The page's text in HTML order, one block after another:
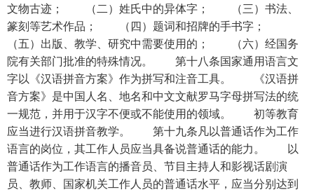
文物古迹； （二）姓氏中的异体字； （三）书法、
篆刻等艺术作品； （四）题词和招牌的手书字；
（五）出版、教学、研究中需要使用的； （六）经国务
院有关部门批准的特殊情况。 第十八条国家通用语言文
字以《汉语拼音方案》作为拼写和注音工具。 《汉语拼
音方案》是中国人名、地名和中文文献罗马字母拼写法的统
一规范，并用于汉字不便或不能使用的领域。 初等教育
应当进行汉语拼音教学。 第十九条凡以普通话作为工作
语言的岗位，其工作人员应当具备说普通话的能力。 以
普通话作为工作语言的播音员、节目主持人和影视话剧演
员、教师、国家机关工作人员的普通话水平，应当分别达到